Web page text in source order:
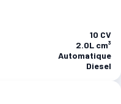
10 CV
2.0L cm³
Automatique
Diesel